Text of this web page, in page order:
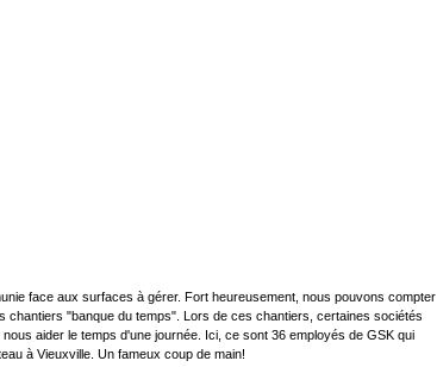
face aux surfaces à gérer. Fort heureusement, nous pouvons compter
"banque du temps". Lors de ces chantiers, certaines sociétés
aider le temps d'une journée. Ici, ce sont 36 employés de GSK qui
à Vieuxville. Un fameux coup de main!